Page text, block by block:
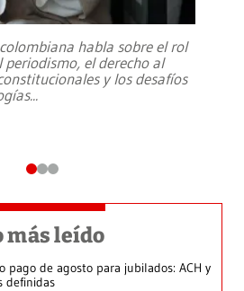
habla sobre el rol
periodismo, el derecho al
y los desafíos
...
más leído
pago de agosto para jubilados: ACH y
definidas